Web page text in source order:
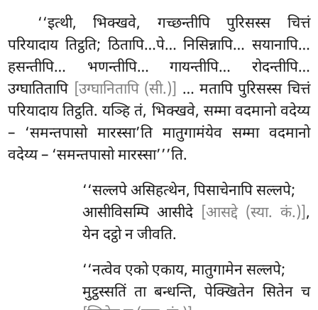
‘‘इत्थी, भिक्खवे, गच्छन्तीपि पुरिसस्स चित्तं
परियादाय तिट्ठति; ठितापि…पे… निसिन्नापि… सयानापि…
हसन्तीपि… भणन्तीपि… गायन्तीपि… रोदन्तीपि…
उग्घातितापि [उग्घानितापि (सी.)] … मतापि पुरिसस्स चित्तं
परियादाय तिट्ठति. यञ्हि तं, भिक्खवे, सम्मा वदमानो वदेय्य
– ‘समन्तपासो मारस्सा’ति मातुगामंयेव सम्मा वदमानो
वदेय्य – ‘समन्तपासो मारस्सा’’’ति.
‘‘सल्लपेअसिहत्थेन, पिसाचेनापि सल्लपे;
आसीविसम्पि आसीदे [आसद्दे (स्या. कं.)],
येन दट्ठो न जीवति.
‘‘नत्वेवएको एकाय, मातुगामेन सल्लपे;
मुट्ठस्सतिं ता बन्धन्ति, पेक्खितेन सितेन च